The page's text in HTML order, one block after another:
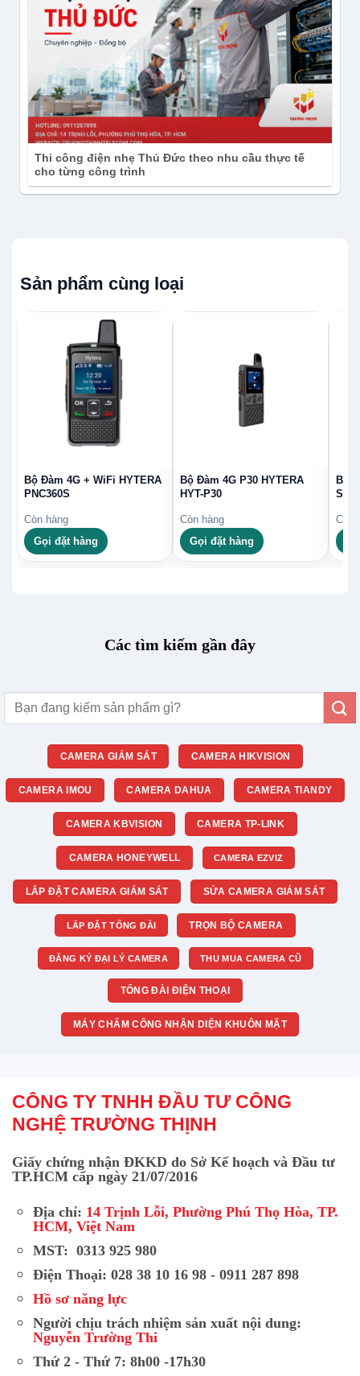
Thi công điện nhẹ Thủ Đức theo nhu cầu thực tế
cho từng công trình
Sản phẩm cùng loại
Bộ Đàm 4G + WiFi HYTERA
PNC360S
Còn hàng
Gọi đặt hàng
Bộ Đàm 4G P30 HYTERA
HYT-P30
Còn hàng
Gọi đặt hàng
Bộ
S1
Còn
Các tìm kiếm gần đây
Tìm
CAMERA GIÁM SÁT CAMERA HIKVISION
CAMERA IMOU CAMERA DAHUA CAMERA TIANDY
CAMERA KBVISION CAMERA TP-LINK
CAMERA HONEYWELL CAMERA EZVIZ
LẮP ĐẶT CAMERA GIÁM SÁT SỬA CAMERA GIÁM SÁT
LẮP ĐẶT TỔNG ĐÀI TRỌN BỘ CAMERA
ĐĂNG KÝ ĐẠI LÝ CAMERA THU MUA CAMERA CŨ
TỔNG ĐÀI ĐIỆN THOẠI
MÁY CHẤM CÔNG NHẬN DIỆN KHUÔN MẶT
CÔNG TY TNHH ĐẦU TƯ CÔNG
NGHỆ TRƯỜNG THỊNH
Giấy chứng nhận ĐKKD do Sở Kế hoạch và Đầu tư
TP.HCM cấp ngày 21/07/2016
Địa chỉ: 14 Trịnh Lỗi, Phường Phú Thọ Hòa, TP.
HCM, Việt Nam
MST: 0313 925 980
Điện Thoại: 028 38 10 16 98 - 0911 287 898
Hồ sơ năng lực
Người chịu trách nhiệm sản xuất nội dung:
Nguyễn Trường Thi
Thứ 2 - Thứ 7: 8h00 -17h30